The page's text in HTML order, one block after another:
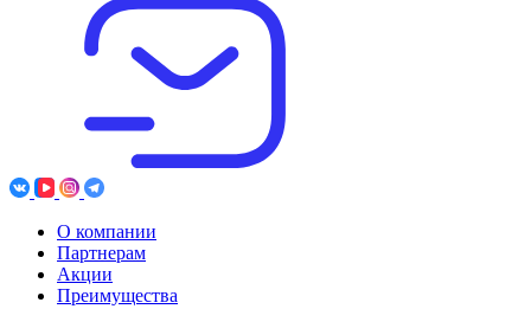
О компании
Партнерам
Акции
Преимущества